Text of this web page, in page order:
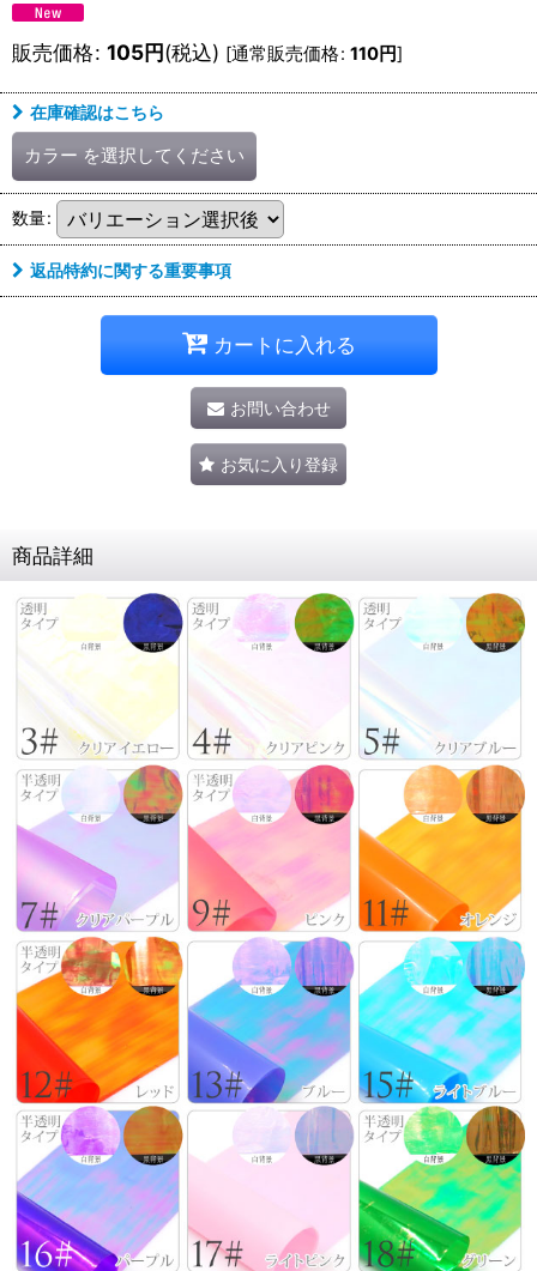
販売価格: 105円(税込) [通常販売価格: 110円]
在庫確認はこちら
カラー を選択してください
数量:
返品特約に関する重要事項
カートに入れる
お問い合わせ
お気に入り登録
商品詳細